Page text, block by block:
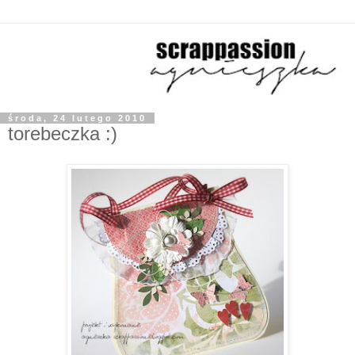
środa, 24 lutego 2010
torebeczka :)